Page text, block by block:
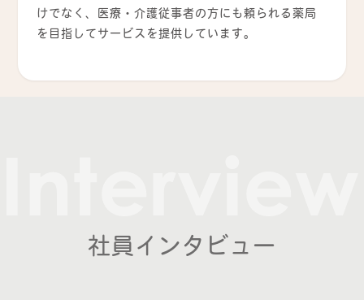
けでなく、医療・介護従事者の方にも頼られる薬局
を目指してサービスを提供しています。
社員インタビュー